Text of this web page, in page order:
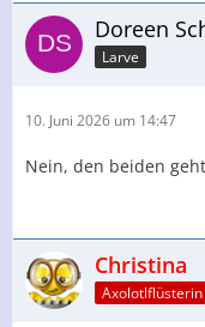
Doreen
Larve
10. Juni 2026 um 14:47
Nein, den beiden
Christina